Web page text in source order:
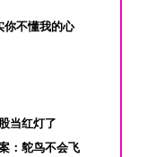
你不懂我的心
当红灯了
：鸵鸟不会飞